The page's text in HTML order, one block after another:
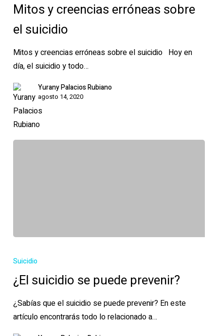
erróneas
sobre
suicidio
Mitos y creencias erróneas sobre
el suicidio
Mitos y creencias erróneas sobre el suicidio Hoy en
día, el suicidio y todo…
Yurany Palacios Rubiano
agosto 14, 2020
suicidio
puede
prevenir?
Suicidio
¿El suicidio se puede prevenir?
¿Sabías que el suicidio se puede prevenir? En este
artículo encontrarás todo lo relacionado a…